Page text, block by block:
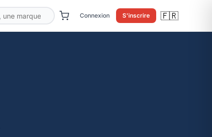
Connexion S'inscrire 🇫🇷